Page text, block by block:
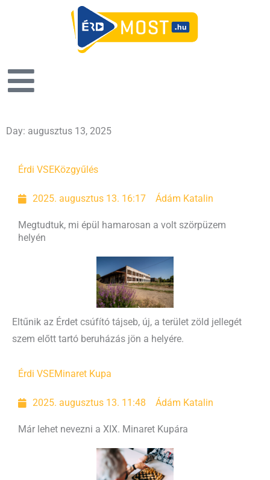
Day: augusztus 13, 2025
Érdi VSEKözgyűlés
2025. augusztus 13. 16:17 Ádám Katalin
Megtudtuk, mi épül hamarosan a volt szörpüzem
helyén
Eltűnik az Érdet csúfító tájseb, új, a terület zöld jellegét
szem előtt tartó beruházás jön a helyére.
Érdi VSEMinaret Kupa
2025. augusztus 13. 11:48 Ádám Katalin
Már lehet nevezni a XIX. Minaret Kupára